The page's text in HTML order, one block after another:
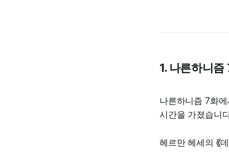
1. 나른하니즘
나른하니즘 7화
시간을 가졌습니
헤르만 헤세의 ⟪